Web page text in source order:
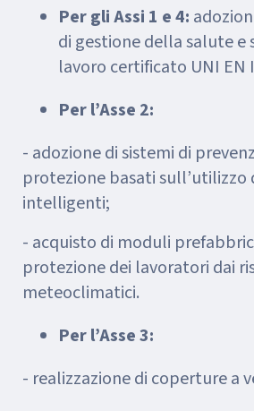
Per gli Assi 1 e 4:
di gestione della salute e
lavoro certificato UNI EN
Per l’Asse 2:
- adozione di sistemi di
protezione basati sull’utilizzo
intelligenti;
- acquisto di moduli
protezione dei lavoratori dai
meteoclimatici.
Per l’Asse 3:
- realizzazione di coperture a